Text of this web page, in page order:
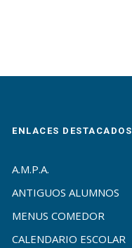
ENLACES DESTACADOS
A.M.P.A.
ANTIGUOS ALUMNOS
MENUS COMEDOR
CALENDARIO ESCOLAR